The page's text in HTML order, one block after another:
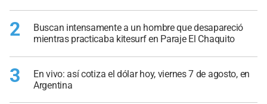
2
Buscan intensamente a un hombre que desapareció
mientras practicaba kitesurf en Paraje El Chaquito
3
En vivo: así cotiza el dólar hoy, viernes 7 de agosto, en
Argentina